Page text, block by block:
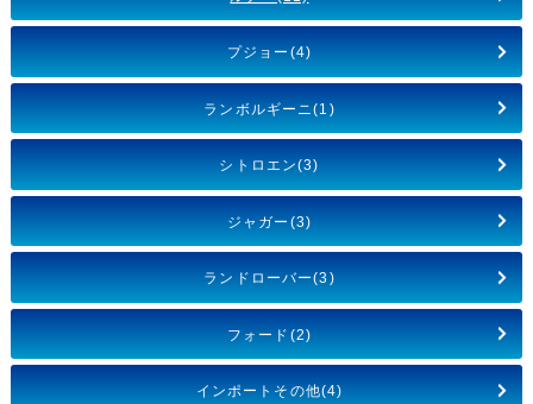
プジョー(4)
ランボルギーニ(1)
シトロエン(3)
ジャガー(3)
ランドローバー(3)
フォード(2)
インポートその他(4)